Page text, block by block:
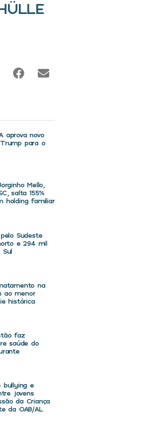
aprova novo
para o
Mello,
salta 155%
holding familiar
Sudeste
e 294 mil
Sul
na
ao menor
histórica
faz
saúde do
bullying e
jovens
da Criança
da OAB/AL